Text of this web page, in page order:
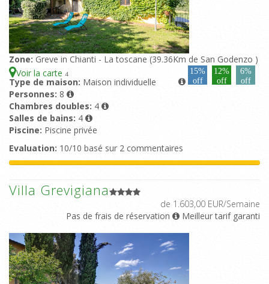
Zone: Greve in Chianti - La toscane (39.36Km de San Godenzo )
Voir la carte 4
15%
off
12%
off
6%
off
Type de maison: Maison individuelle
Personnes: 8
Chambres doubles: 4
Salles de bains: 4
Piscine: Piscine privée
Evaluation: 10/10 basé sur 2 commentaires
Villa Grevigiana
de 1.603,00 EUR/Semaine
Pas de frais de réservation
Meilleur tarif garanti